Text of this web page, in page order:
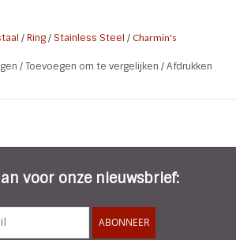
/Ring/ Stainless Steel / Charmin's
/Toevoegen om te vergelijken /Afdrukken
voor onze nieuwsbrief:
ABONNEER